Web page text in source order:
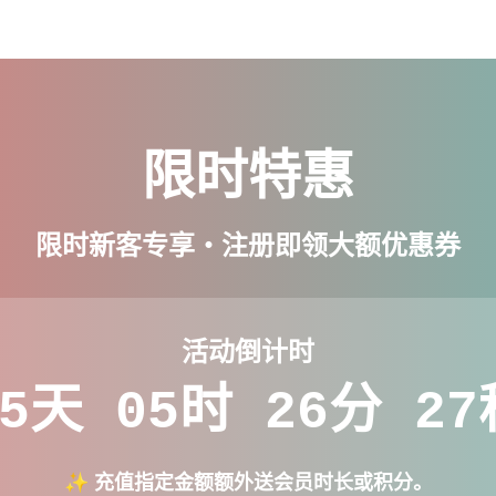
限时特惠
限时新客专享・注册即领大额优惠券
活动倒计时
天 05时 26分 26
✨ 充值指定金额额外送会员时长或积分。